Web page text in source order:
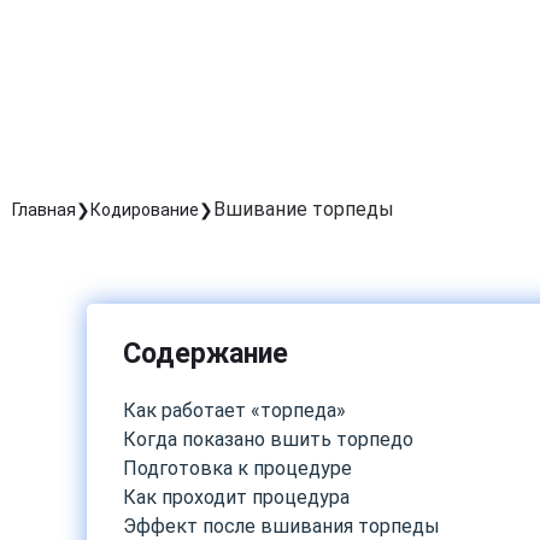
Главная Кодирование Вшивание торпеды
Содержание
Как работает «торпеда»
Когда показано вшить торпедо
Подготовка к процедуре
Как проходит процедура
Эффект после вшивания торпеды